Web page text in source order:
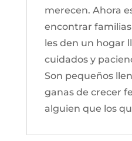
merecen. Ahora
encontrar
les den un hogar
cuidados y
Son pequeños
ganas de crecer
alguien que los